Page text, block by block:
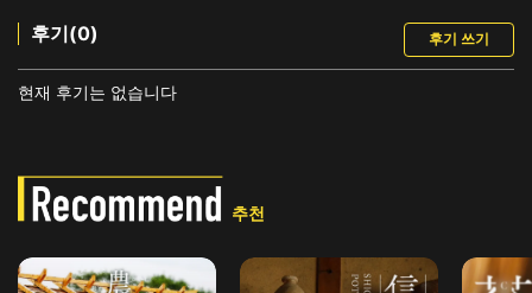
후기(0) 후기 쓰기
현재 후기는 없습니다
추천